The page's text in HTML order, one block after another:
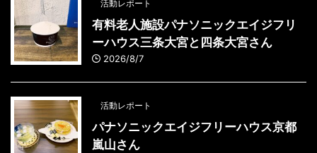
活動レポート
有料老人施設パナソニックエイジフリ
ーハウス三条大宮と四条大宮さん
2026/8/7
活動レポート
パナソニックエイジフリーハウス京都
嵐山さん